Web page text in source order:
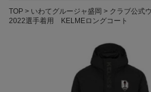
TOP いわてグルージャ盛岡
クラブ公式
2022選手着用 KELMEロングコート